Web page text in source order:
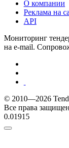
О компании
Реклама на
API
Мониторинг
на e-mail.
© 2010—2026
Все права
0.01915